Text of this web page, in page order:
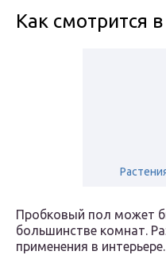
Как смотрится
Пробковый пол может
большинстве комнат.
применения в интерьере.